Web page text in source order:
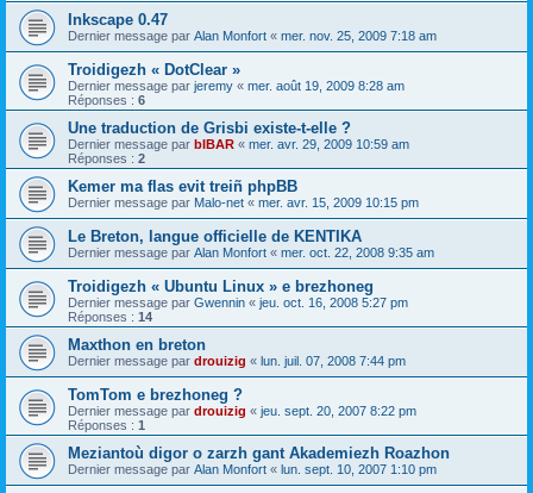
Inkscape 0.47
Dernier message par Alan Monfort « mer. nov. 25, 2009 7:18 am
Troidigezh « DotClear »
Dernier message par jeremy « mer. août 19, 2009 8:28 am
Réponses : 6
Une traduction de Grisbi existe-t-elle ?
Dernier message par bIBAR « mer. avr. 29, 2009 10:59 am
Réponses : 2
Kemer ma flas evit treiñ phpBB
Dernier message par Malo-net « mer. avr. 15, 2009 10:15 pm
Le Breton, langue officielle de KENTIKA
Dernier message par Alan Monfort « mer. oct. 22, 2008 9:35 am
Troidigezh « Ubuntu Linux » e brezhoneg
Dernier message par Gwennin « jeu. oct. 16, 2008 5:27 pm
Réponses : 14
Maxthon en breton
Dernier message par drouizig « lun. juil. 07, 2008 7:44 pm
TomTom e brezhoneg ?
Dernier message par drouizig « jeu. sept. 20, 2007 8:22 pm
Réponses : 1
Meziantoù digor o zarzh gant Akademiezh Roazhon
Dernier message par Alan Monfort « lun. sept. 10, 2007 1:10 pm